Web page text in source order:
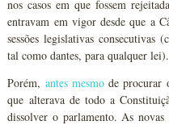
nos casos em que fossem
entravam em vigor desde que a
sessões legislativas consecutivas
tal como dantes, para qualquer lei).
Porém, antes mesmode procurar
que alterava de todo a
dissolver o parlamento. As novas